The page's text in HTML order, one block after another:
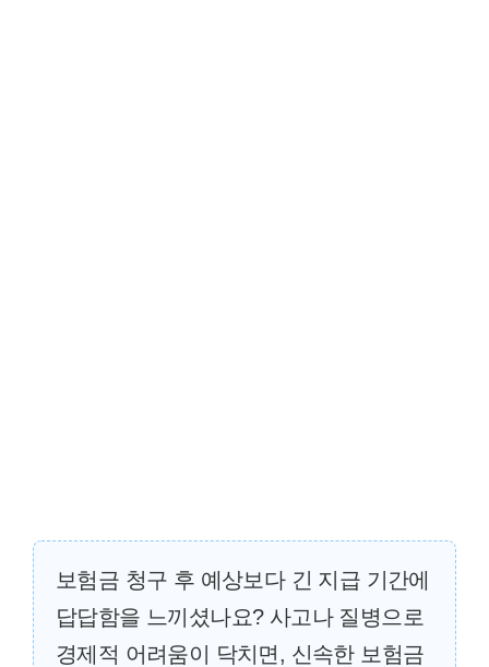
보험금 청구 후 예상보다 긴 지급 기간에
답답함을 느끼셨나요? 사고나 질병으로
경제적 어려움이 닥치면, 신속한 보험금